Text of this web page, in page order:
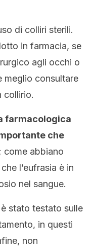
di colliri sterili.
in farmacia, se
agli occhi o
meglio consultare
collirio.
farmacologica
che
; come abbiano
l’eufrasia è in
nel sangue.
stato testato sulle
in questi
non